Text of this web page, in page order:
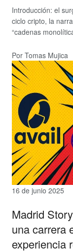
Introducción: el
ciclo cripto, la
“cadenas
Por Tomas Mujica
16 de junio 2025
Madrid
una carrera
experiencia